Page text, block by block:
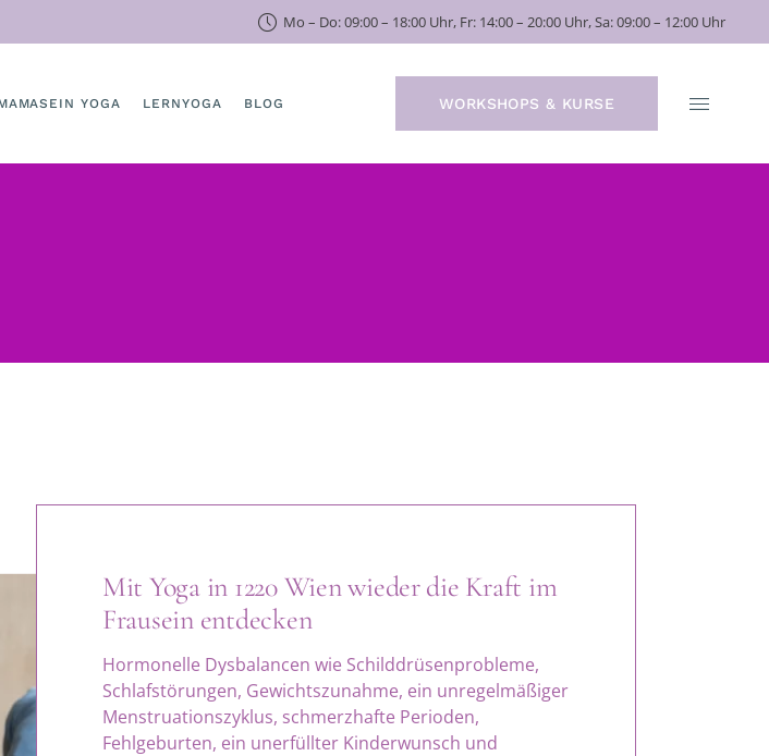
Mo – Do: 09:00 – 18:00 Uhr, Fr: 14:00 – 20:00 Uhr, Sa: 09:00 – 12:00 Uhr
YOGA LERNYOGA BLOG WORKSHOPS & KURSE
Mit Yoga in 1220 Wien wieder die Kraft im
Frausein entdecken
Hormonelle Dysbalancen wie Schilddrüsenprobleme,
Schlafstörungen, Gewichtszunahme, ein unregelmäßiger
Menstruationszyklus, schmerzhafte Perioden,
Fehlgeburten, ein unerfüllter Kinderwunsch und